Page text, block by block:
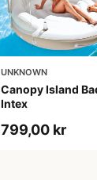
UNKNOWN
Canopy Island
Intex
799,00 kr